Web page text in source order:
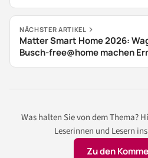
NÄCHSTER ARTIKEL
Matter Smart Home 2026:
Busch-free@home machen
Was halten Sie von dem Thema?
Leserinnen und Lesern
Zu den